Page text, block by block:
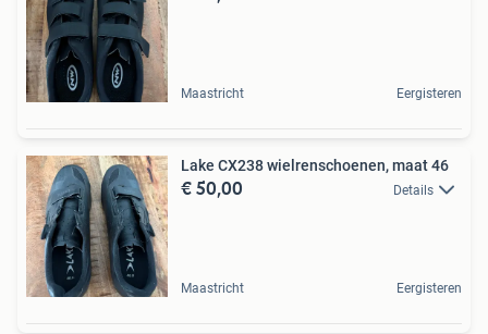
Maastricht Eergisteren
Lake CX238 wielrenschoenen, maat 46
€ 50,00 Details
Maastricht Eergisteren